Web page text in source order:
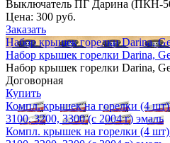
Выключатель ПГ Дарина (ПКН-
Цена: 300 руб.
Заказать
Набор крышек горелки Darina,
Набор крышек горелки Darina,
Набор крышек горелки Darina,
Договорная
Купить
Компл. крышек на горелки (4 шт)
3100, 3200, 3300 (с 2004 г) эмаль
Компл. крышек на горелки (4 шт)